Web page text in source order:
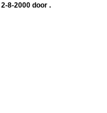
2-8-2000 door .